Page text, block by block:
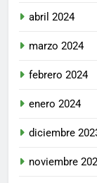
abril 2024
marzo 2024
febrero 2024
enero 2024
diciembre
noviembre